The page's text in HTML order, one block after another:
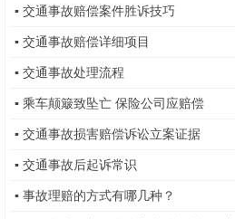
▪ 交通事故赔偿案件胜诉技巧
▪ 交通事故赔偿详细项目
▪ 交通事故处理流程
▪ 乘车颠簸致坠亡 保险公司应赔偿
▪ 交通事故损害赔偿诉讼立案证据
▪ 交通事故后起诉常识
▪ 事故理赔的方式有哪几种？